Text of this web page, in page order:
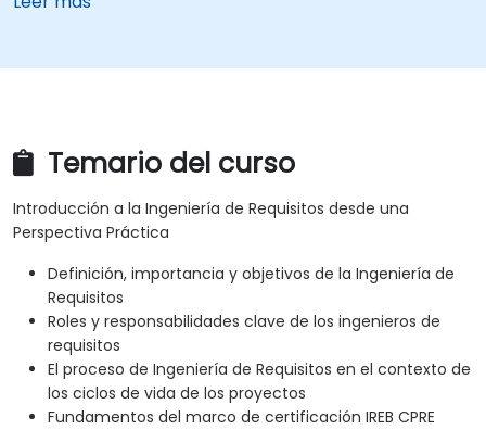
Temario del curso
Introducción a la Ingeniería de Requisitos desde una
Perspectiva Práctica
Definición, importancia y objetivos de la Ingeniería de
Requisitos
Roles y responsabilidades clave de los ingenieros de
requisitos
El proceso de Ingeniería de Requisitos en el contexto de
los ciclos de vida de los proyectos
Fundamentos del marco de certificación IREB CPRE